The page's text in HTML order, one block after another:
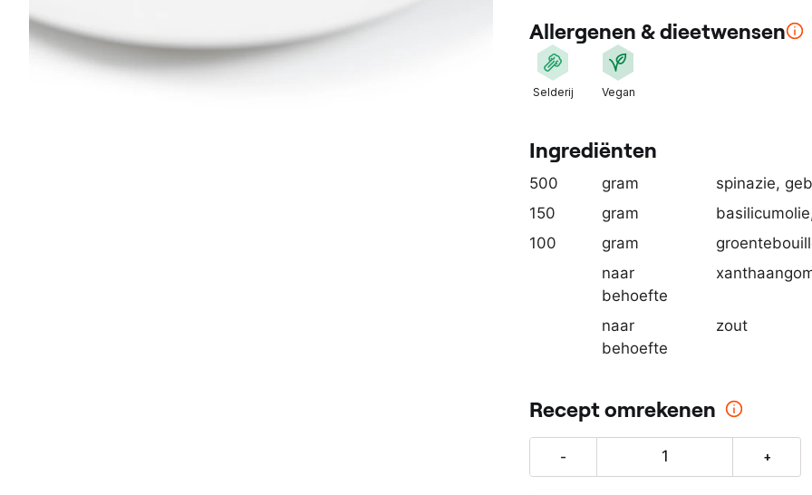
n
z
p
a
t
:
Allergenen & dieetwensen
Selderij Vegan
Ingrediënten
500 gram spinazie,
150
gram
100
gram
naar
behoefte
naar
behoefte
zout
Recept omrekenen
- +